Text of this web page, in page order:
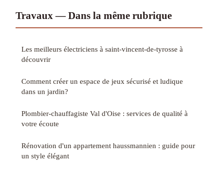
Travaux — Dans la même rubrique
Les meilleurs électriciens à saint-vincent-de-tyrosse à
découvrir
Comment créer un espace de jeux sécurisé et ludique
dans un jardin?
Plombier-chauffagiste Val d'Oise : services de qualité à
votre écoute
Rénovation d'un appartement haussmannien : guide pour
un style élégant